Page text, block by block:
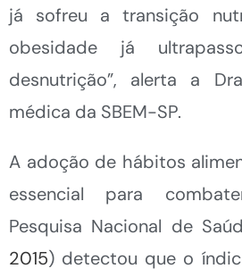
já sofreu a transição
obesidade já
desnutrição”, alerta a
médica da SBEM-SP.
A adoção de hábitos
essencial para
Pesquisa Nacional de
2015) detectou que o